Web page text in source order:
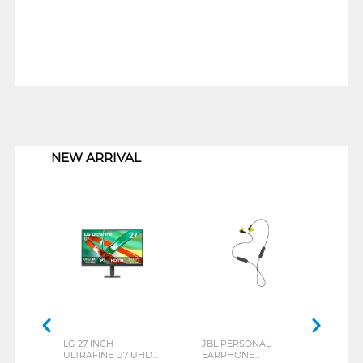
NEW ARRIVAL
LG 27 INCH
ULTRAFINE U7 UHD
JBL PERSONAL
EARPHONE